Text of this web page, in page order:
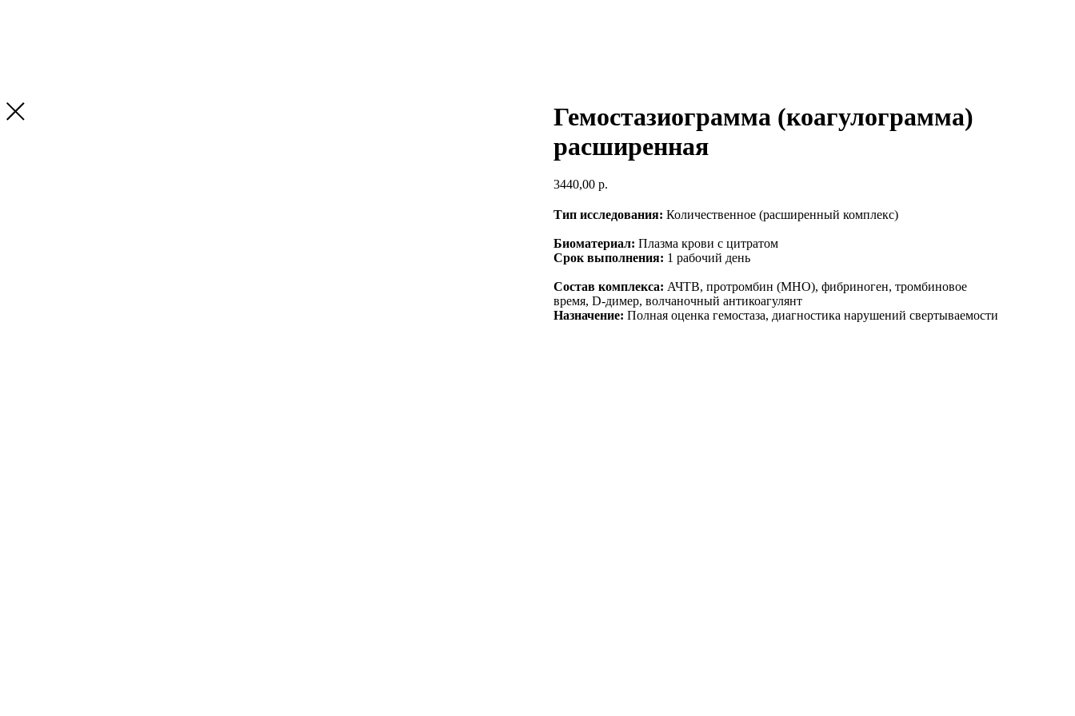
Гемостазиограмма (коагулограмма)
расширенная
3440,00 р.
Тип исследования: Количественное (расширенный комплекс)
Биоматериал: Плазма крови с цитратом
Срок выполнения: 1 рабочий день
Состав комплекса: АЧТВ, протромбин (МНО), фибриноген, тромбиновое
время, D-димер, волчаночный антикоагулянт
Назначение: Полная оценка гемостаза, диагностика нарушений свертываемости